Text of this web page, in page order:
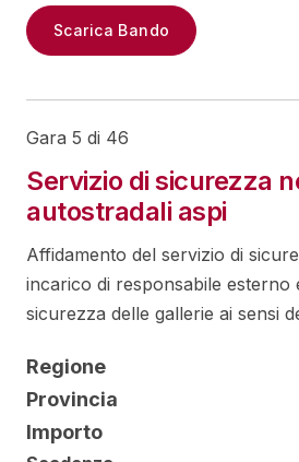
Scarica Bando
Gara 5 di 46
Servizio di sicurezza
autostradali aspi
Affidamento del servizio di
incarico di responsabile esterno
sicurezza delle gallerie ai sensi
Regione
Provincia
Importo